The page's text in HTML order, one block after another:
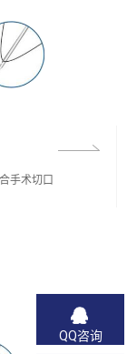
手术切口
QQ咨询